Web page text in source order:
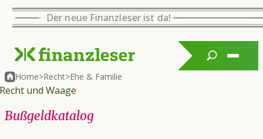
Der neue Finanzleser ist da!
Home>Recht>Ehe & Familie
Bußgeldkatalog